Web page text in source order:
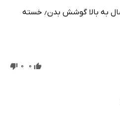
فکر کنم واقعا نباید افراد ۲۰ سال به بالا گوشش بدن٫ خسته
0
0